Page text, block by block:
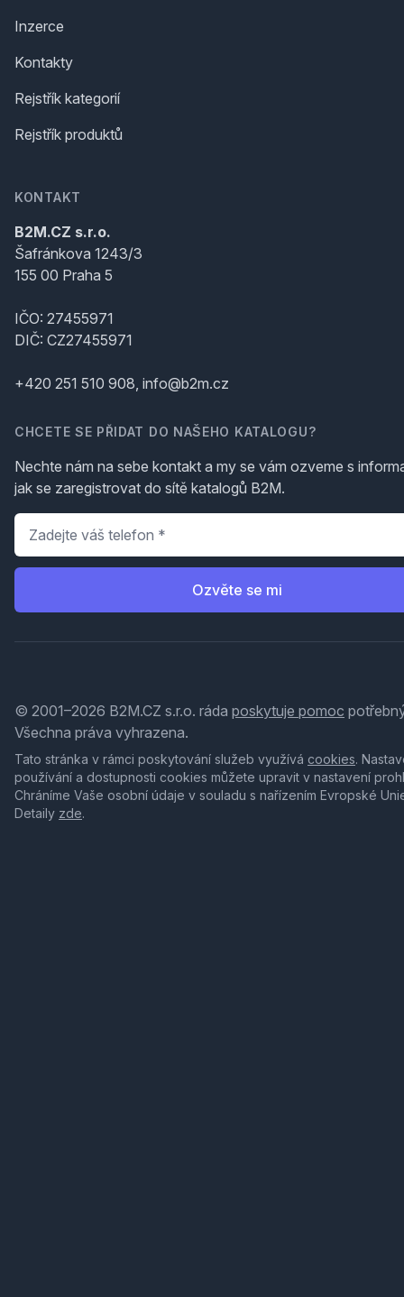
Inzerce
Kontakty
Rejstřík kategorií
Rejstřík produktů
KONTAKT
B2M.CZ s.r.o.
Šafránkova 1243/3
155 00 Praha 5
IČO: 27455971
DIČ: CZ27455971
+420 251 510 908, info@b2m.cz
CHCETE SE PŘIDAT DO NAŠEHO KATALOGU?
Nechte nám na sebe kontakt a my se vám ozveme s
jak se zaregistrovat do sítě katalogů B2M.
Telefon
Ozvěte se mi
© 2001–2026 B2M.CZ s.r.o. ráda poskytuje pomoc
Všechna práva vyhrazena.
Tato stránka v rámci poskytování služeb využívá cookies.
používání a dostupnosti cookies můžete upravit v nastavení
Chráníme Vaše osobní údaje v souladu s nařízením Evropské
Detaily zde.